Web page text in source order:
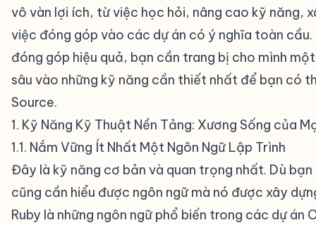
vô vàn lợi ích, từ việc học hỏi, nâng cao kỹ năng,
việc đóng góp vào các dự án có ý nghĩa toàn
đóng góp hiệu quả, bạn cần trang bị cho mình
sâu vào những kỹ năng cần thiết nhất để bạn có
Source.
1. Kỹ Năng Kỹ Thuật Nền Tảng: Xương Sống của
1.1. Nắm Vững Ít Nhất Một Ngôn Ngữ Lập Trình
Đây là kỹ năng cơ bản và quan trọng nhất. Dù
cũng cần hiểu được ngôn ngữ mà nó được xây
Ruby là những ngôn ngữ phổ biến trong các dự